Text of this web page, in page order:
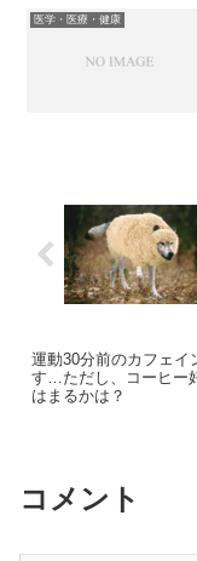
医学・医療・健康
運動30分前のカフェイ
す…ただし、コーヒー
はまるかは？
コメント